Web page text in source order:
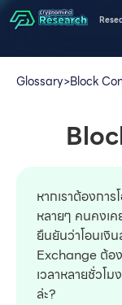
Glossary>Block
หากเราต้องกา
หลายๆ คนคงเ
ยืนยันว่าโอนเงิ
Exchange ต้อ
เวลาหลายชั่วโ
ล่ะ?